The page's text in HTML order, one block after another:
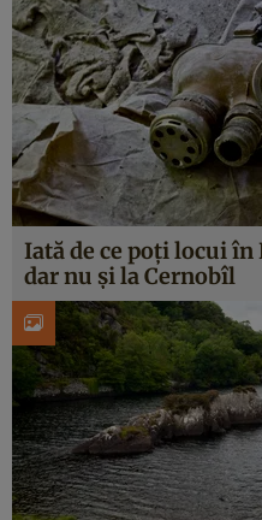
Iată de ce poți locui
dar nu și la Cernobîl